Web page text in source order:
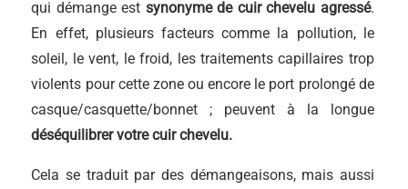
qui démange est synonyme de cuir chevelu agressé.
En effet, plusieurs facteurs comme la pollution, le
soleil, le vent, le froid, les traitements capillaires trop
violents pour cette zone ou encore le port prolongé de
casque/casquette/bonnet ; peuvent à la longue
déséquilibrer votre cuir chevelu.
Cela se traduit par des démangeaisons, mais aussi